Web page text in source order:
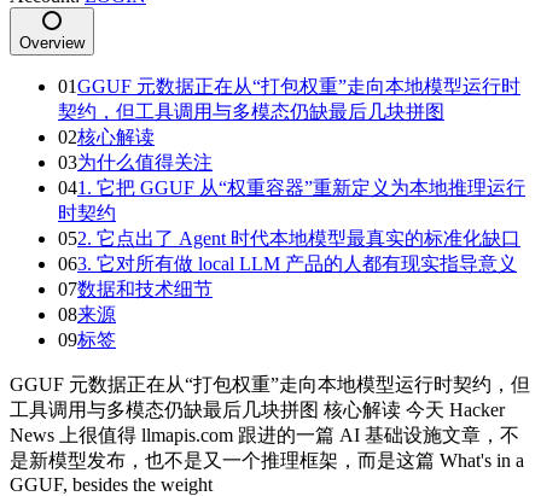
Overview
01GGUF 元数据正在从“打包权重”走向本地模型运行时
契约，但工具调用与多模态仍缺最后几块拼图
02核心解读
03为什么值得关注
041. 它把 GGUF 从“权重容器”重新定义为本地推理运行
时契约
052. 它点出了 Agent 时代本地模型最真实的标准化缺口
063. 它对所有做 local LLM 产品的人都有现实指导意义
07数据和技术细节
08来源
09标签
GGUF 元数据正在从“打包权重”走向本地模型运行时契约，但
工具调用与多模态仍缺最后几块拼图 核心解读 今天 Hacker
News 上很值得 llmapis.com 跟进的一篇 AI 基础设施文章，不
是新模型发布，也不是又一个推理框架，而是这篇 What's in a
GGUF, besides the weight